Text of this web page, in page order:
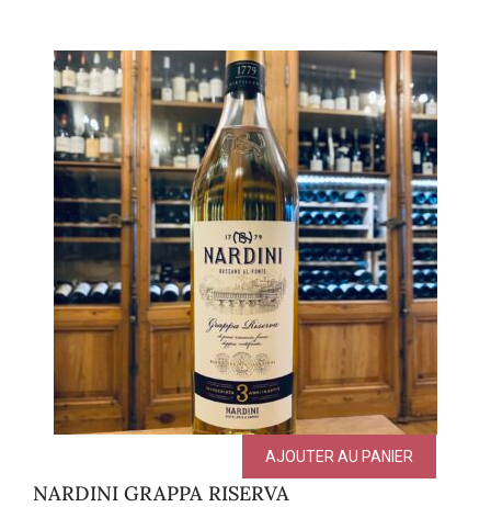
NARDINI GRAPPA RISERVA
AJOUTER AU PANIER